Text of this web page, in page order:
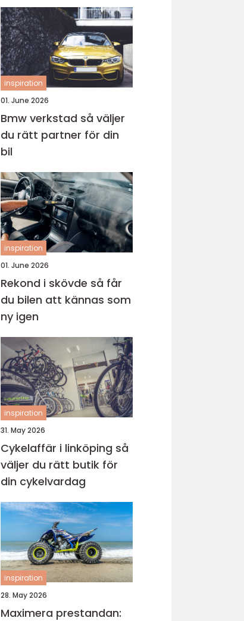
inspiration
01. June 2026
Bmw verkstad så väljer
du rätt partner för din
bil
inspiration
01. June 2026
Rekond i skövde så får
du bilen att kännas som
ny igen
inspiration
31. May 2026
Cykelaffär i linköping så
väljer du rätt butik för
din cykelvardag
inspiration
28. May 2026
Maximera prestandan: